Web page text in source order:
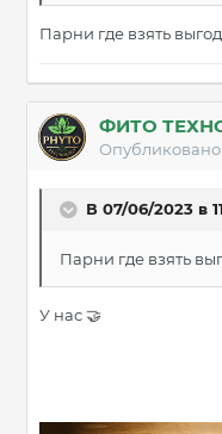
Парни где взять
ФИТО
Опубликовано
В 07/06/2023 в
Парни где взять
У нас 🤝